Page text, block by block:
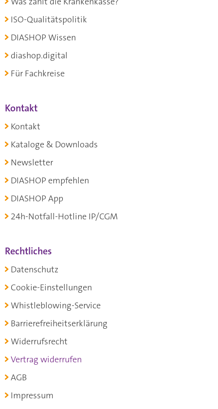
ISO-Qualitätspolitik
DIASHOP Wissen
diashop.digital
Für Fachkreise
Kontakt
Kontakt
Kataloge & Downloads
Newsletter
DIASHOP empfehlen
DIASHOP App
24h-Notfall-Hotline IP/CGM
Rechtliches
Datenschutz
Cookie-Einstellungen
Whistleblowing-Service
Barrierefreiheitserklärung
Widerrufsrecht
Vertrag widerrufen
AGB
Impressum